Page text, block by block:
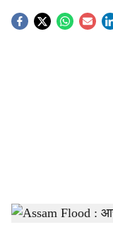
S
Assam Flood -Agrowon